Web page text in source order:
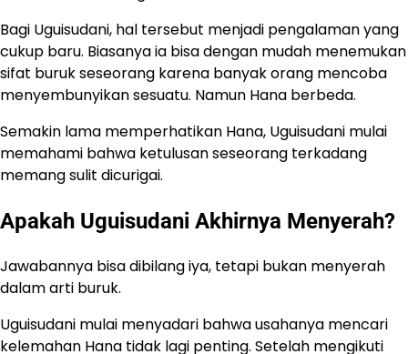
Bagi Uguisudani, hal tersebut menjadi pengalaman yang
cukup baru. Biasanya ia bisa dengan mudah menemukan
sifat buruk seseorang karena banyak orang mencoba
menyembunyikan sesuatu. Namun Hana berbeda.
Semakin lama memperhatikan Hana, Uguisudani mulai
memahami bahwa ketulusan seseorang terkadang
memang sulit dicurigai.
Apakah Uguisudani Akhirnya Menyerah?
Jawabannya bisa dibilang iya, tetapi bukan menyerah
dalam arti buruk.
Uguisudani mulai menyadari bahwa usahanya mencari
kelemahan Hana tidak lagi penting. Setelah mengikuti